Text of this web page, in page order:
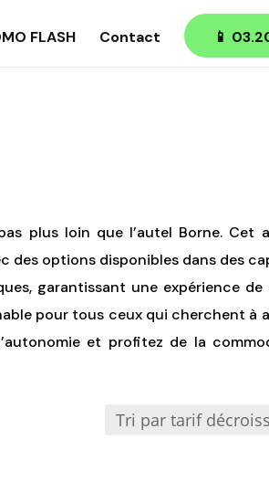
FLASH Contact 📱
plus loin que l’autel Borne. Cet
des options disponibles dans des
garantissant une expérience de
pour tous ceux qui cherchent à
et profitez de la